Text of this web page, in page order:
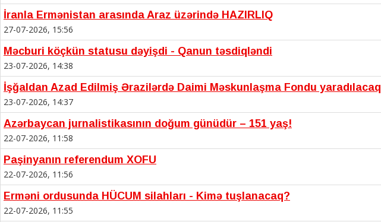
İranla Ermənistan arasında Araz üzərində HAZIRLIQ
27-07-2026, 15:56
Məcburi köçkün statusu dəyişdi - Qanun təsdiqləndi
23-07-2026, 14:38
İşğaldan Azad Edilmiş Ərazilərdə Daimi Məskunlaşma Fondu yaradılacaq
23-07-2026, 14:37
Azərbaycan jurnalistikasının doğum günüdür – 151 yaş!
22-07-2026, 11:58
Paşinyanın referendum XOFU
22-07-2026, 11:56
Erməni ordusunda HÜCUM silahları - Kimə tuşlanacaq?
22-07-2026, 11:55